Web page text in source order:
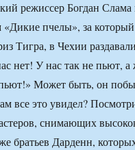
режиссер Богдан Слама
пчелы», за
Тигра, в Чехии
нет! У нас так не пьют,
Может быть, он
все это увидел?
снимающих
братьев Дарденн,